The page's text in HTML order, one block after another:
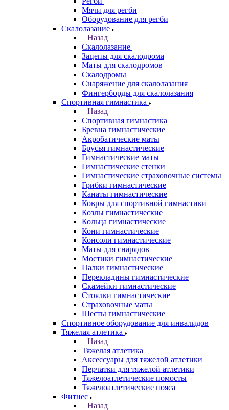
Мячи для регби
Оборудование для регби
Скалолазание
Назад
Скалолазание
Зацепы для скалодрома
Маты для скалодромов
Скалодромы
Снаряжение для скалолазания
Фингерборды для скалолазания
Спортивная гимнастика
Назад
Спортивная гимнастика
Бревна гимнастические
Акробатические маты
Брусья гимнастические
Гимнастические маты
Гимнастические стенки
Гимнастические страховочные системы
Грибки гимнастические
Канаты гимнастические
Ковры для спортивной гимнастики
Козлы гимнастические
Кольца гимнастические
Кони гимнастические
Консоли гимнастические
Маты для снарядов
Мостики гимнастические
Палки гимнастические
Перекладины гимнастические
Скамейки гимнастические
Стоялки гимнастические
Страховочные маты
Шесты гимнастические
Спортивное оборудование для инвалидов
Тяжелая атлетика
Назад
Тяжелая атлетика
Аксессуары для тяжелой атлетики
Перчатки для тяжелой атлетики
Тяжелоатлетические помосты
Тяжелоатлетические пояса
Фитнес
Назад